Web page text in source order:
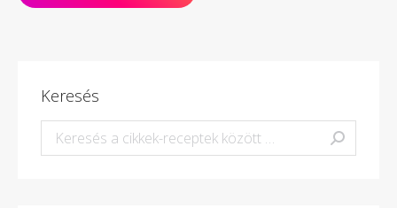
Keresés
Keresés: